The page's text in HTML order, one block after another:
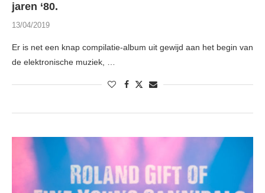
jaren ‘80.
13/04/2019
Er is net een knap compilatie-album uit gewijd aan het begin van
de elektronische muziek, …